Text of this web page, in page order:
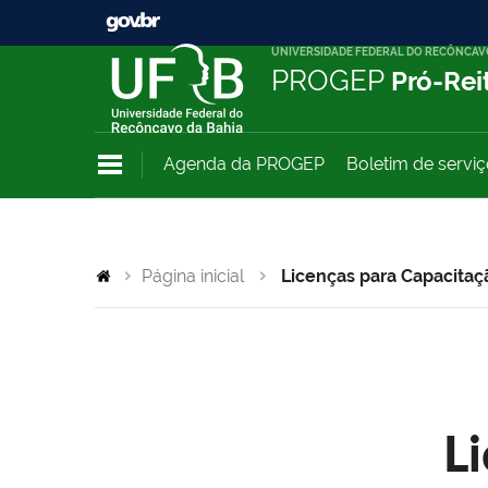
UNIVERSIDADE FEDERAL DO
PROGEP Pró-
Agenda da PROGEP Boletim de
Página inicial Licenças para